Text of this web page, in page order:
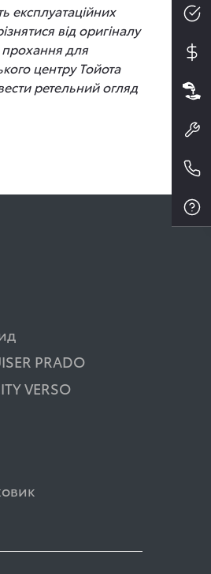
експлуатаційних
від оригіналу
прохання для
центру Тойота
ретельний огляд
PRADO
VERSO